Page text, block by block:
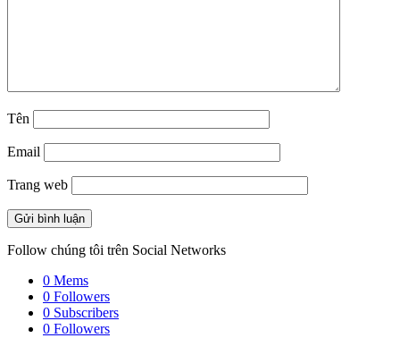
Tên
Email
Trang web
Follow chúng tôi trên Social Networks
0 Mems
0 Followers
0 Subscribers
0 Followers